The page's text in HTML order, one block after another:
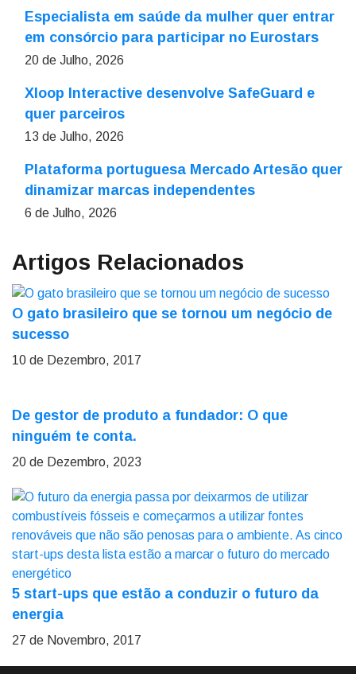
Especialista em saúde da mulher quer entrar
em consórcio para participar no Eurostars
20 de Julho, 2026
Xloop Interactive desenvolve SafeGuard e
quer parceiros
13 de Julho, 2026
Plataforma portuguesa Mercado Artesão quer
dinamizar marcas independentes
6 de Julho, 2026
Artigos Relacionados
O gato brasileiro que se tornou um negócio de
sucesso
10 de Dezembro, 2017
De gestor de produto a fundador: O que
ninguém te conta.
20 de Dezembro, 2023
5 start-ups que estão a conduzir o futuro da
energia
27 de Novembro, 2017